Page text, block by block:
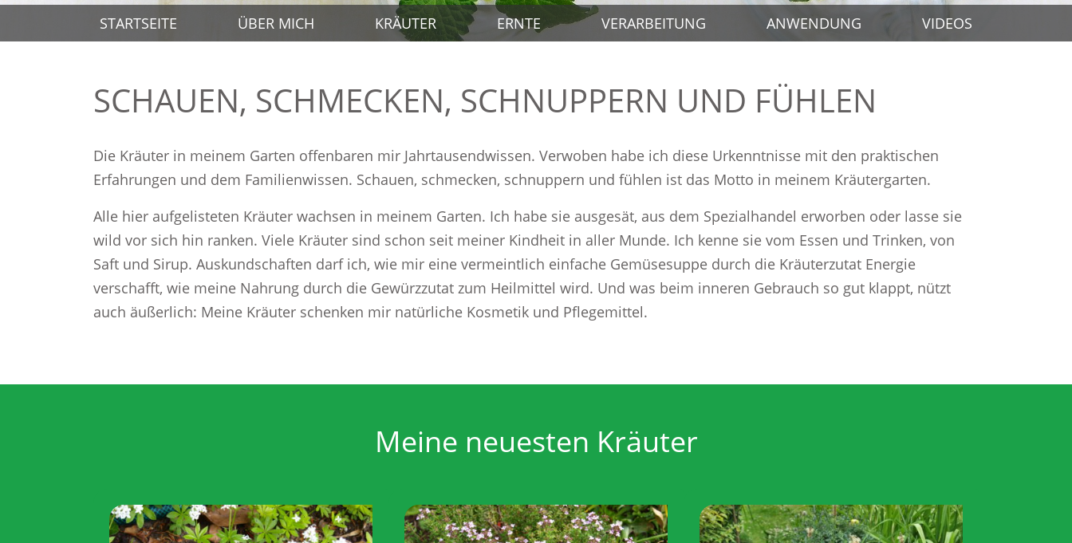
STARTSEITE ÜBER MICH KRÄUTER ERNTE VERARBEITUNG ANWENDUNG VIDEOS
SCHAUEN, SCHMECKEN, SCHNUPPERN UND FÜHLEN
Die Kräuter in meinem Garten oﬀenbaren mir Jahrtausendwissen. Verwoben habe ich diese Urkenntnisse mit den praktischen
Erfahrungen und dem Familienwissen. Schauen, schmecken, schnuppern und fühlen ist das Motto in meinem Kräutergarten.
Alle hier aufgelisteten Kräuter wachsen in meinem Garten. Ich habe sie ausgesät, aus dem Spezialhandel erworben oder lasse sie
wild vor sich hin ranken. Viele Kräuter sind schon seit meiner Kindheit in aller Munde. Ich kenne sie vom Essen und Trinken, von
Saft und Sirup. Auskundschaften darf ich, wie mir eine vermeintlich einfache Gemüsesuppe durch die Kräuterzutat Energie
verschaﬀt, wie meine Nahrung durch die Gewürzzutat zum Heilmittel wird. Und was beim inneren Gebrauch so gut klappt, nützt
auch äußerlich: Meine Kräuter schenken mir natürliche Kosmetik und Pflegemittel.
Meine neuesten Kräuter